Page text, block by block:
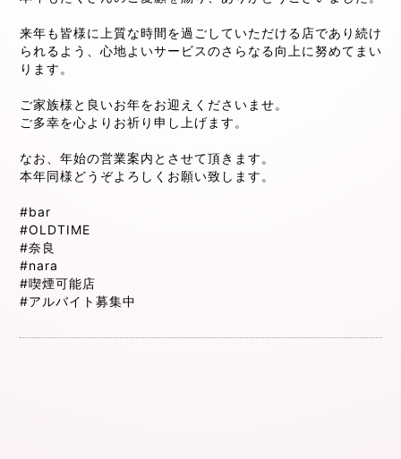
来年も皆様に上質な時間を過ごしていただける店であり続け
られるよう、心地よいサービスのさらなる向上に努めてまい
ります。
ご家族様と良いお年をお迎えくださいませ。
ご多幸を心よりお祈り申し上げます。
なお、年始の営業案内とさせて頂きます。
本年同様どうぞよろしくお願い致します。
#bar
#OLDTIME
#奈良
#nara
#喫煙可能店
#アルバイト募集中